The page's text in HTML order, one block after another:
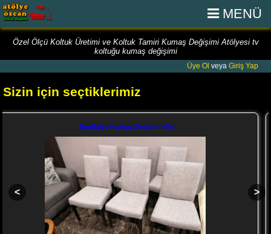
MENÜ
Özel Ölçü Koltuk Üretimi ve Koltuk Tamiri Kumaş Değişimi Atölyesi tv
koltuğu kumaş değişimi
Üye Ol veya Giriş Yap
Sizin için seçtiklerimiz
Sandalye Kumaş Değişimi Grı